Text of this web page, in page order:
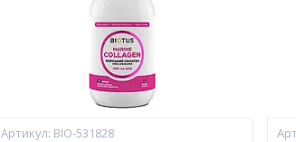
BIO-531828